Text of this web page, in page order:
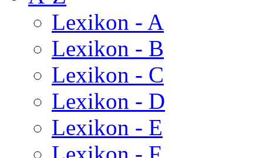
Lexikon - A
Lexikon - B
Lexikon - C
Lexikon - D
Lexikon - E